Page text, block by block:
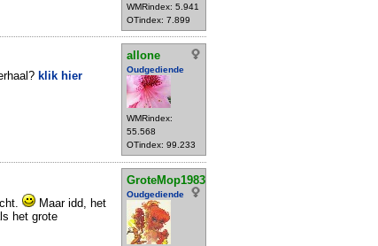
WMRindex: 5.941
OTindex: 7.899
allone
Oudgediende
WMRindex:
55.568
OTindex: 99.233
klik hier
GroteMop1983
Oudgediende
Maar idd, het
het grote